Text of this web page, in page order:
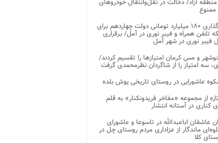
آزاد/ دخالت در نقل‌وانتقال خودروهای
ممنوع
سرمایه گذاری ۱۸۰ میلیارد تومانی دولت چهاردهم برای
تلفن همراه و فیبر نوری در آمل/ برقراری
و مس کرمان امتیازها را تقسیم کردند/
سه امتیاز را از شاگردان نظرمحمدی گرفت
عاشورایی در روستای تاریخی یوش بلده
از مجموعه «مفاخر فریدونکنار» به قلم
کناری در آستانه انتشار
عاشقان اباعبدالله در تاسوعا و عاشورای
ماندگار از عزاداری مردم روستای چل در
کلا